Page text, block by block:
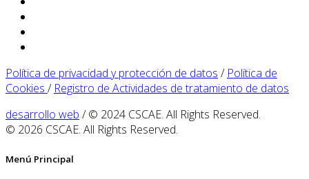
Política de privacidad y protección de datos / Política de
Cookies / Registro de Actividades de tratamiento de datos
desarrollo web / © 2024 CSCAE. All Rights Reserved.
© 2026 CSCAE. All Rights Reserved.
Menú Principal